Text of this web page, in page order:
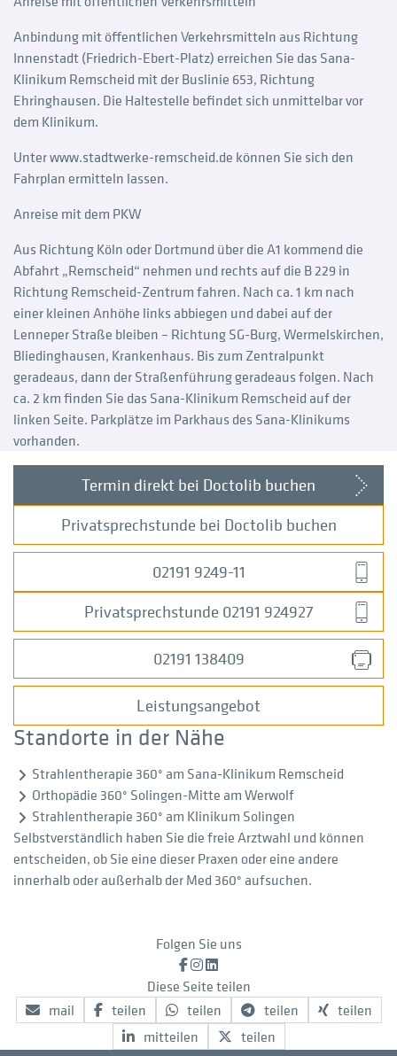
Anbindung mit öffentlichen Verkehrsmitteln aus Richtung
Innenstadt (Friedrich-Ebert-Platz) erreichen Sie das Sana-
Klinikum Remscheid mit der Buslinie 653, Richtung
Ehringhausen. Die Haltestelle befindet sich unmittelbar vor
dem Klinikum.
Unter www.stadtwerke-remscheid.de können Sie sich den
Fahrplan ermitteln lassen.
Anreise mit dem PKW
Aus Richtung Köln oder Dortmund über die A1 kommend die
Abfahrt „Remscheid“ nehmen und rechts auf die B 229 in
Richtung Remscheid-Zentrum fahren. Nach ca. 1 km nach
einer kleinen Anhöhe links abbiegen und dabei auf der
Lenneper Straße bleiben – Richtung SG-Burg, Wermelskirchen,
Bliedinghausen, Krankenhaus. Bis zum Zentralpunkt
geradeaus, dann der Straßenführung geradeaus folgen. Nach
ca. 2 km finden Sie das Sana-Klinikum Remscheid auf der
linken Seite. Parkplätze im Parkhaus des Sana-Klinikums
vorhanden.
Termin direkt bei Doctolib buchen
Privatsprechstunde bei Doctolib buchen
02191 9249-11
Privatsprechstunde 02191 924927
02191 138409
Leistungsangebot
Standorte in der Nähe
Strahlentherapie 360° am Sana-Klinikum Remscheid
Orthopädie 360° Solingen-Mitte am Werwolf
Strahlentherapie 360° am Klinikum Solingen
Selbstverständlich haben Sie die freie Arztwahl und können
entscheiden, ob Sie eine dieser Praxen oder eine andere
innerhalb oder außerhalb der Med 360° aufsuchen.
Folgen Sie uns
Facebook
Instagram
LinkedIn
Diese Seite teilen
mail
teilen teilen teilen
teilen
mitteilen
teilen